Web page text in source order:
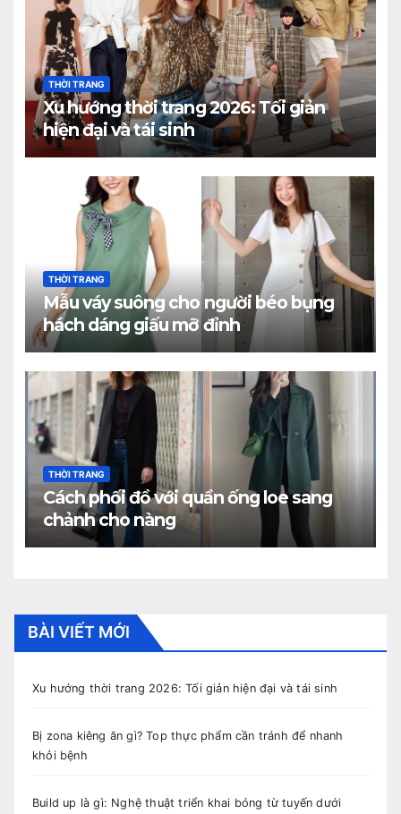
THỜI TRANG
Xu hướng thời trang 2026: Tối giản
hiện đại và tái sinh
THỜI TRANG
Mẫu váy suông cho người béo bụng
hách dáng giấu mỡ đỉnh
THỜI TRANG
Cách phối đồ với quần ống loe sang
chảnh cho nàng
BÀI VIẾT MỚI
Xu hướng thời trang 2026: Tối giản hiện đại và tái sinh
Bị zona kiêng ăn gì? Top thực phẩm cần tránh để nhanh
khỏi bệnh
Build up là gì: Nghệ thuật triển khai bóng từ tuyến dưới